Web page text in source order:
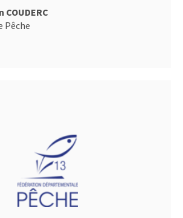
COUDERC
Pêche